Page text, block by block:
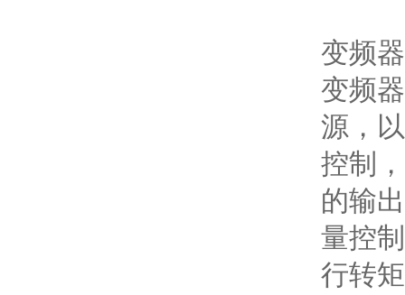
变频
变频
源，
控制
的输
量控
行转